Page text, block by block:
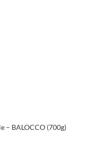
– BALOCCO (700g)